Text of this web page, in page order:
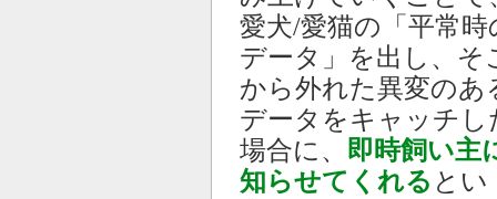
愛犬/愛猫の「平常時
データ」を出し、そ
から外れた異変のあ
データをキャッチし
場合に、 即時飼い主
知らせてくれる とい